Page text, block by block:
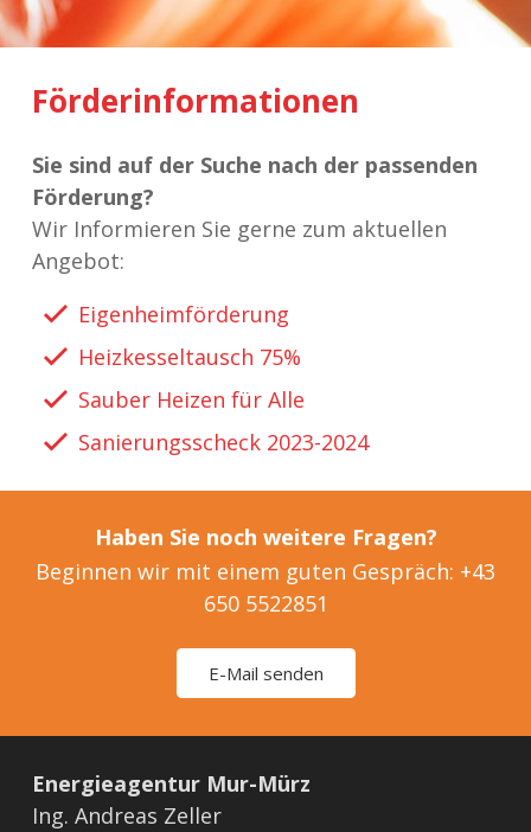
Förderinformationen
Sie sind auf der Suche nach der passenden
Förderung?
Wir Informieren Sie gerne zum aktuellen
Angebot:
Eigenheimförderung
Heizkesseltausch 75%
Sauber Heizen für Alle
Sanierungsscheck 2023-2024
Haben Sie noch weitere Fragen?
Beginnen wir mit einem guten Gespräch: +43
650 5522851
E-Mail senden
Energieagentur Mur-Mürz
Ing. Andreas Zeller